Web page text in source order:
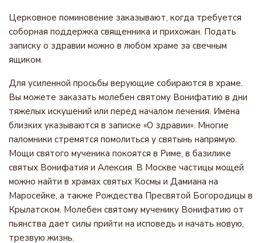
Церковное поминовение заказывают, когда требуется
соборная поддержка священника и прихожан. Подать
записку о здравии можно в любом храме за свечным
ящиком.
Для усиленной просьбы верующие собираются в храме.
Вы можете заказать молебен святому Вонифатию в дни
тяжелых искушений или перед началом лечения. Имена
близких указываются в записке «О здравии». Многие
паломники стремятся помолиться у святынь напрямую.
Мощи святого мученика покоятся в Риме, в базилике
святых Вонифатия и Алексия. В Москве частицы мощей
можно найти в храмах святых Космы и Дамиана на
Маросейке, а также Рождества Пресвятой Богородицы в
Крылатском. Молебен святому мученику Вонифатию от
пьянства дает силы прийти на исповедь и начать новую,
трезвую жизнь.